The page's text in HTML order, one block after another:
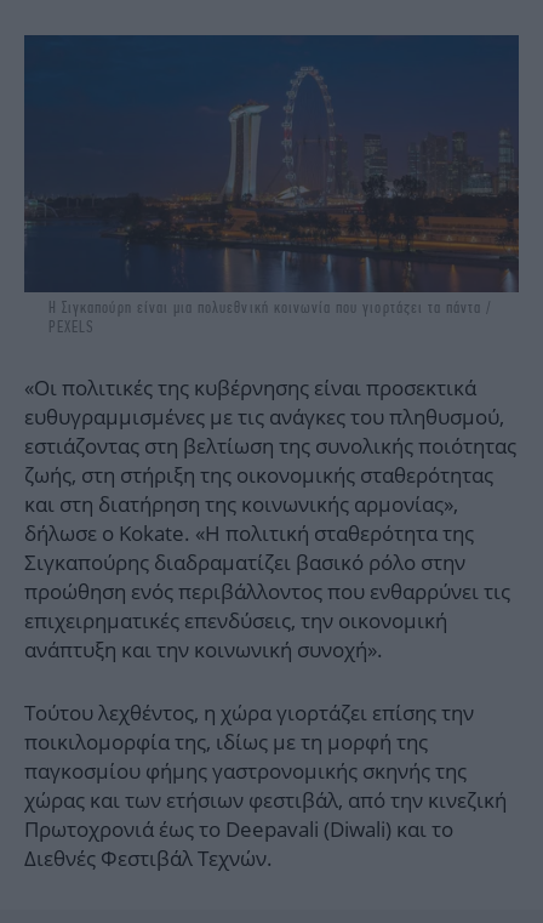
Η Σιγκαπούρη είναι μια πολυεθνική κοινωνία που γιορτάζει τα πάντα /
PEXELS
«Οι πολιτικές της κυβέρνησης είναι προσεκτικά
ευθυγραμμισμένες με τις ανάγκες του πληθυσμού,
εστιάζοντας στη βελτίωση της συνολικής ποιότητας
ζωής, στη στήριξη της οικονομικής σταθερότητας
και στη διατήρηση της κοινωνικής αρμονίας»,
δήλωσε ο Kokate. «Η πολιτική σταθερότητα της
Σιγκαπούρης διαδραματίζει βασικό ρόλο στην
προώθηση ενός περιβάλλοντος που ενθαρρύνει τις
επιχειρηματικές επενδύσεις, την οικονομική
ανάπτυξη και την κοινωνική συνοχή».
Τούτου λεχθέντος, η χώρα γιορτάζει επίσης την
ποικιλομορφία της, ιδίως με τη μορφή της
παγκοσμίου φήμης γαστρονομικής σκηνής της
χώρας και των ετήσιων φεστιβάλ, από την κινεζική
Πρωτοχρονιά έως το Deepavali (Diwali) και το
Διεθνές Φεστιβάλ Τεχνών.